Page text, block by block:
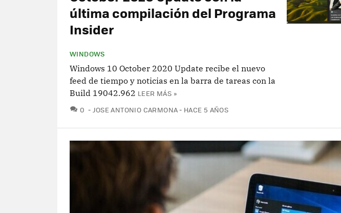
última compilación del Programa
Insider
WINDOWS
Windows 10 October 2020 Update recibe el nuevo
feed de tiempo y noticias en la barra de tareas con la
Build 19042.962 LEER MÁS »
0 COMENTARIOS
JOSE ANTONIO CARMONA HACE 5 AÑOS